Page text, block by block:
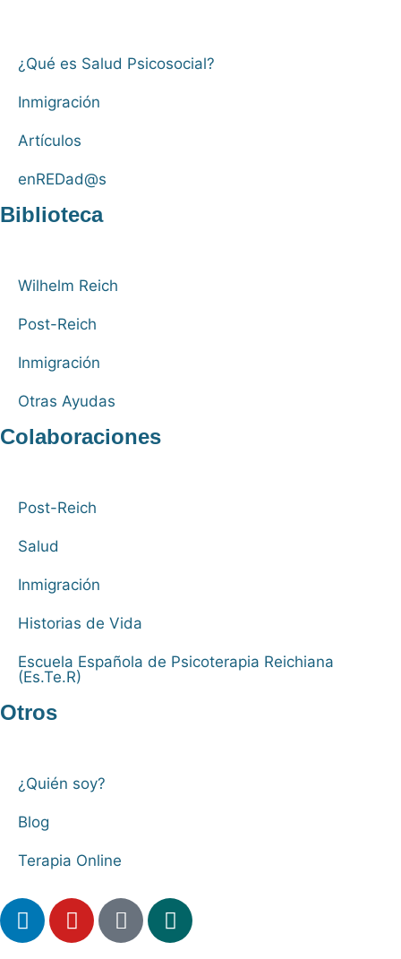
¿Qué es Salud Psicosocial?
Inmigración
Artículos
enREDad@s
Biblioteca
Wilhelm Reich
Post-Reich
Inmigración
Otras Ayudas
Colaboraciones
Post-Reich
Salud
Inmigración
Historias de Vida
Escuela Española de Psicoterapia Reichiana
(Es.Te.R)
Otros
¿Quién soy?
Blog
Terapia Online